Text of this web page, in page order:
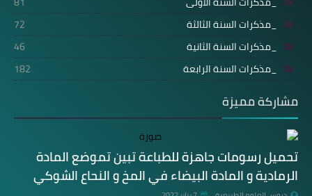
_مذكرات السنة الثالثة
72
_مذكرات السنة الثانية
46
_مذكرات السنة الرابعة
182
مشاركة مميزة
تحميل رسومات جاهزة للطباعة تبين تموضع المادة
الرمادية و المادة البيضاء في المخ و النحاع الشوكي